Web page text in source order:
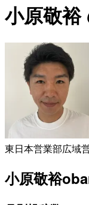
小原敬裕
東日本営業部広域
小原敬裕